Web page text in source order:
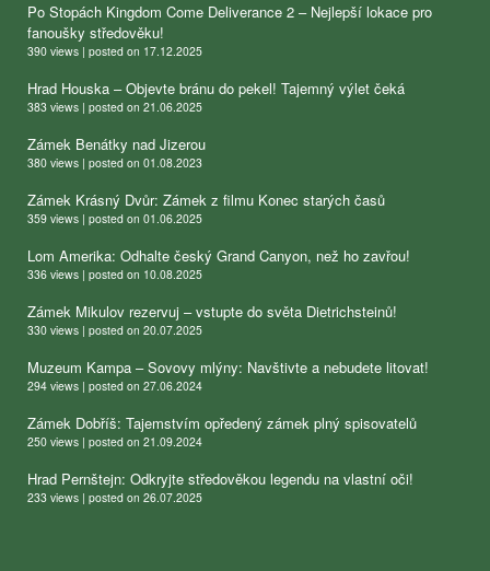
Po Stopách Kingdom Come Deliverance 2 – Nejlepší lokace pro
fanoušky středověku!
390 views | posted on 17.12.2025
Hrad Houska – Objevte bránu do pekel! Tajemný výlet čeká
383 views | posted on 21.06.2025
Zámek Benátky nad Jizerou
380 views | posted on 01.08.2023
Zámek Krásný Dvůr: Zámek z filmu Konec starých časů
359 views | posted on 01.06.2025
Lom Amerika: Odhalte český Grand Canyon, než ho zavřou!
336 views | posted on 10.08.2025
Zámek Mikulov rezervuj – vstupte do světa Dietrichsteinů!
330 views | posted on 20.07.2025
Muzeum Kampa – Sovovy mlýny: Navštivte a nebudete litovat!
294 views | posted on 27.06.2024
Zámek Dobříš: Tajemstvím opředený zámek plný spisovatelů
250 views | posted on 21.09.2024
Hrad Pernštejn: Odkryjte středověkou legendu na vlastní oči!
233 views | posted on 26.07.2025